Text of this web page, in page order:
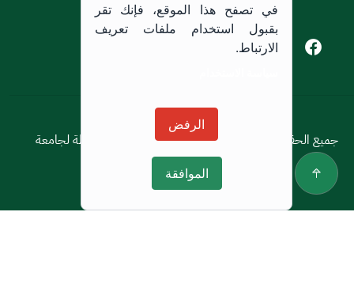
Facebook of Jouf University
X of Jouf University
سياسة الاستخدام
جميع الحقوق محفوظة © 2026 جميع الحقوق محفوظة لجامعة
الجوف
في تصفح هذا الموقع، فإنك تقر
بقبول استخدام ملفات تعريف
الارتباط.
الرفض
الموافقة